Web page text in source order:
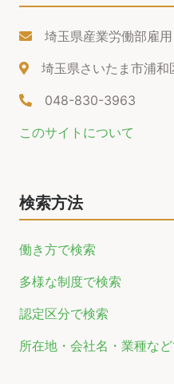
埼玉県産業労働部雇
埼玉県さいたま市浦和
048-830-3963
このサイトについて
検索方法
働き方で検索
多様な制度で検索
認定区分で検索
所在地・会社名・業種な